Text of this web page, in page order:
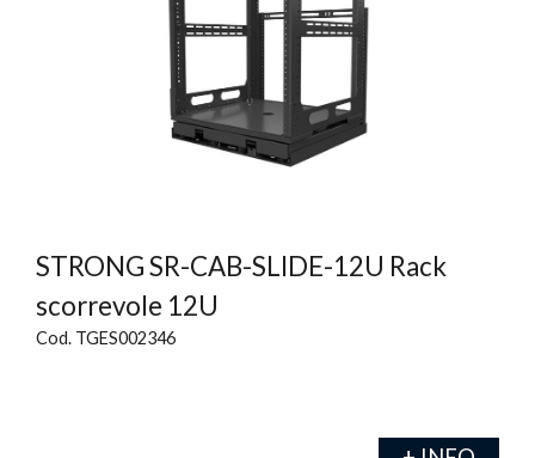
STRONG SR-CAB-SLIDE-12U Rack
scorrevole 12U
Cod. TGES002346